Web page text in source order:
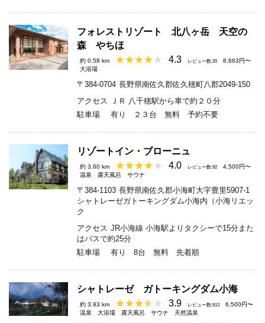
フォレストリゾート 北八ヶ岳 天空の
森 やちほ
約 0.58 km 4.3 レビュー数:20
8,663円〜
大浴場
〒384-0704 長野県南佐久郡佐久穂町八郡2049-150
アクセス
ＪＲ 八千穂駅から車で約２０分
駐車場
有り ２３台 無料 予約不要
リゾートイン・ブローニュ
約 3.60 km 4.0 レビュー数:92
4,500円〜
温泉
露天風呂 サウナ
〒384-1103 長野県南佐久郡小海町大字豊里5907-1
シャトレーゼガトーキングダム小海内（小海リエッ
ク
アクセス JR小海線 小海駅よりタクシーで15分また
はバスで約25分
駐車場
有り 8台 無料 先着順
シャトレーゼ ガトーキングダム小海
約 3.93 km 3.9 レビュー数:913
6,500円〜
温泉
大浴場 露天風呂 サウナ 天然温泉